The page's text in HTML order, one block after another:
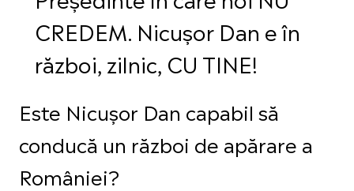
CREDEM. Nicușor Dan e în
război, zilnic, CU TINE!
Este Nicușor Dan capabil să
conducă un război de apărare a
României?